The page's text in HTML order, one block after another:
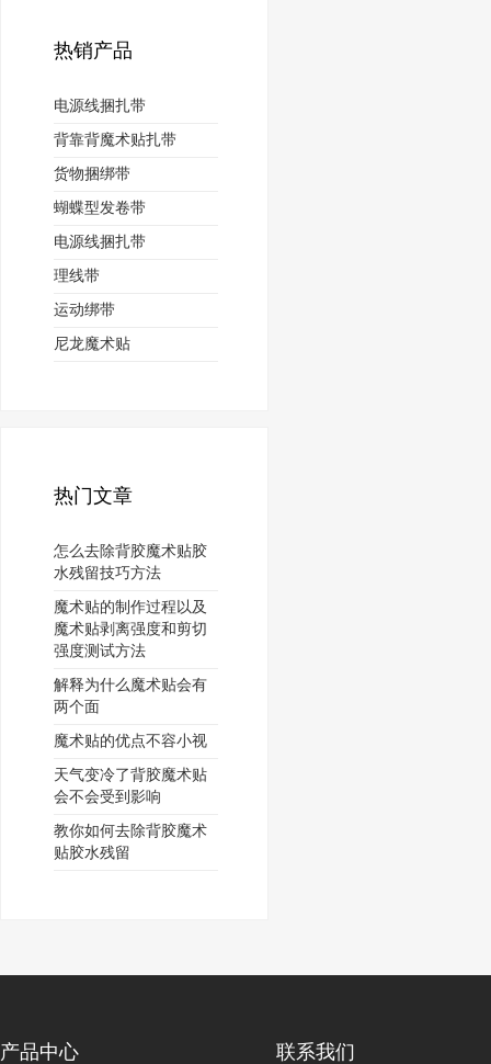
热销产品
电源线捆扎带
背靠背魔术贴扎带
货物捆绑带
蝴蝶型发卷带
电源线捆扎带
理线带
运动绑带
尼龙魔术贴
热门文章
怎么去除背胶魔术贴胶
水残留技巧方法
魔术贴的制作过程以及
魔术贴剥离强度和剪切
强度测试方法
解释为什么魔术贴会有
两个面
魔术贴的优点不容小视
天气变冷了背胶魔术贴
会不会受到影响
教你如何去除背胶魔术
贴胶水残留
产品中心 联系我们